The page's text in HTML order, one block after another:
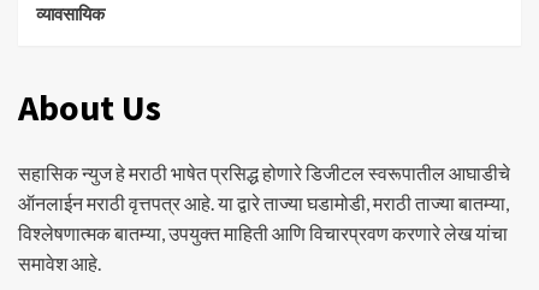
व्यावसायिक
About Us
सहासिक न्युज हे मराठी भाषेत प्रसिद्ध होणारे डिजीटल स्वरूपातील आघाडीचे
ऑनलाईन मराठी वृत्तपत्र आहे. या द्वारे ताज्या घडामोडी, मराठी ताज्या बातम्या,
विश्लेषणात्मक बातम्या, उपयुक्त माहिती आणि विचारप्रवण करणारे लेख यांचा
समावेश आहे.